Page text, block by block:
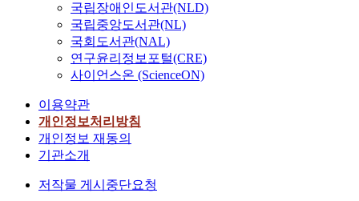
국립장애인도서관(NLD)
국립중앙도서관(NL)
국회도서관(NAL)
연구윤리정보포털(CRE)
사이언스온 (ScienceON)
이용약관
개인정보처리방침
개인정보 재동의
기관소개
저작물 게시중단요청